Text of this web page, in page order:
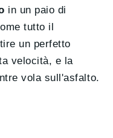
in un paio di
tutto il
un perfetto
velocità, e la
vola sull'asfalto.